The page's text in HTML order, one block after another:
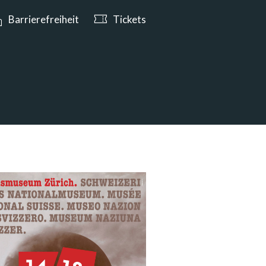
ab 10:00 Uhr geöffnet
Barrierefreiheit Tickets